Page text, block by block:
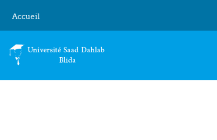
Accueil